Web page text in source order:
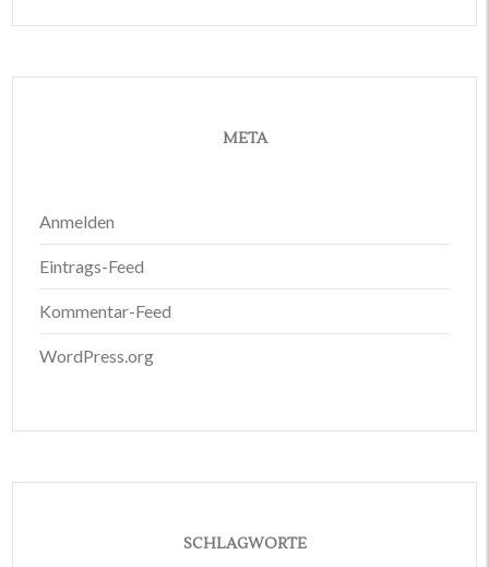
META
Anmelden
Eintrags-Feed
Kommentar-Feed
WordPress.org
SCHLAGWORTE